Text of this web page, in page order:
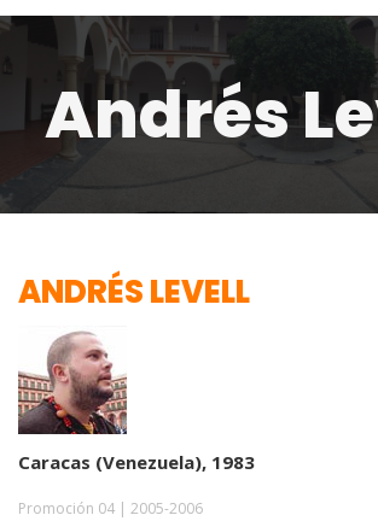
Andrés
ANDRÉS LEVELL
Caracas (Venezuela), 1983
Promoción 04 | 2005-2006